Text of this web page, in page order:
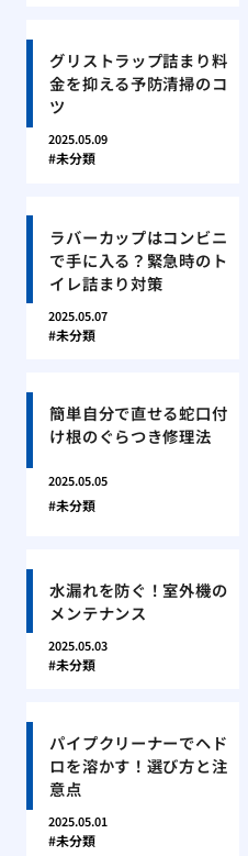
グリストラップ詰まり料
金を抑える予防清掃のコ
ツ
2025.05.09
未分類
ラバーカップはコンビニ
で手に入る？緊急時のト
イレ詰まり対策
2025.05.07
未分類
簡単自分で直せる蛇口付
け根のぐらつき修理法
2025.05.05
未分類
水漏れを防ぐ！室外機の
メンテナンス
2025.05.03
未分類
パイプクリーナーでヘド
ロを溶かす！選び方と注
意点
2025.05.01
未分類